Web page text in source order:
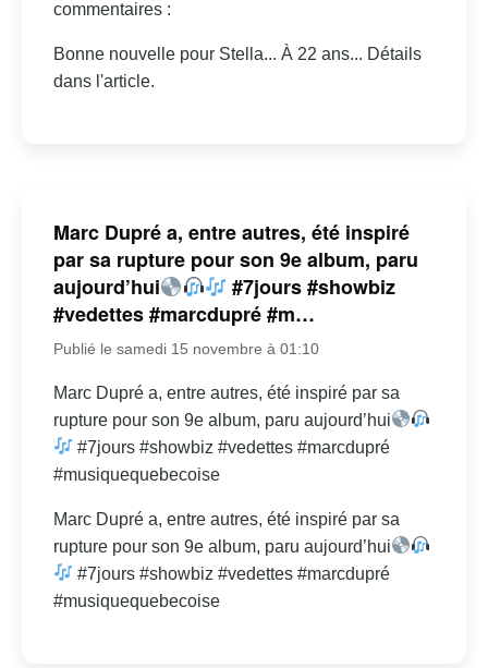
commentaires :
Bonne nouvelle pour Stella... À 22 ans... Détails
dans l'article.
Marc Dupré a, entre autres, été inspiré
par sa rupture pour son 9e album, paru
aujourd’hui
#7jours #showbiz
#vedettes #marcdupré #m…
Publié le samedi 15 novembre à 01:10
Marc Dupré a, entre autres, été inspiré par sa
rupture pour son 9e album, paru aujourd’hui
#7jours #showbiz #vedettes #marcdupré
#musiquequebecoise
Marc Dupré a, entre autres, été inspiré par sa
rupture pour son 9e album, paru aujourd’hui
#7jours #showbiz #vedettes #marcdupré
#musiquequebecoise